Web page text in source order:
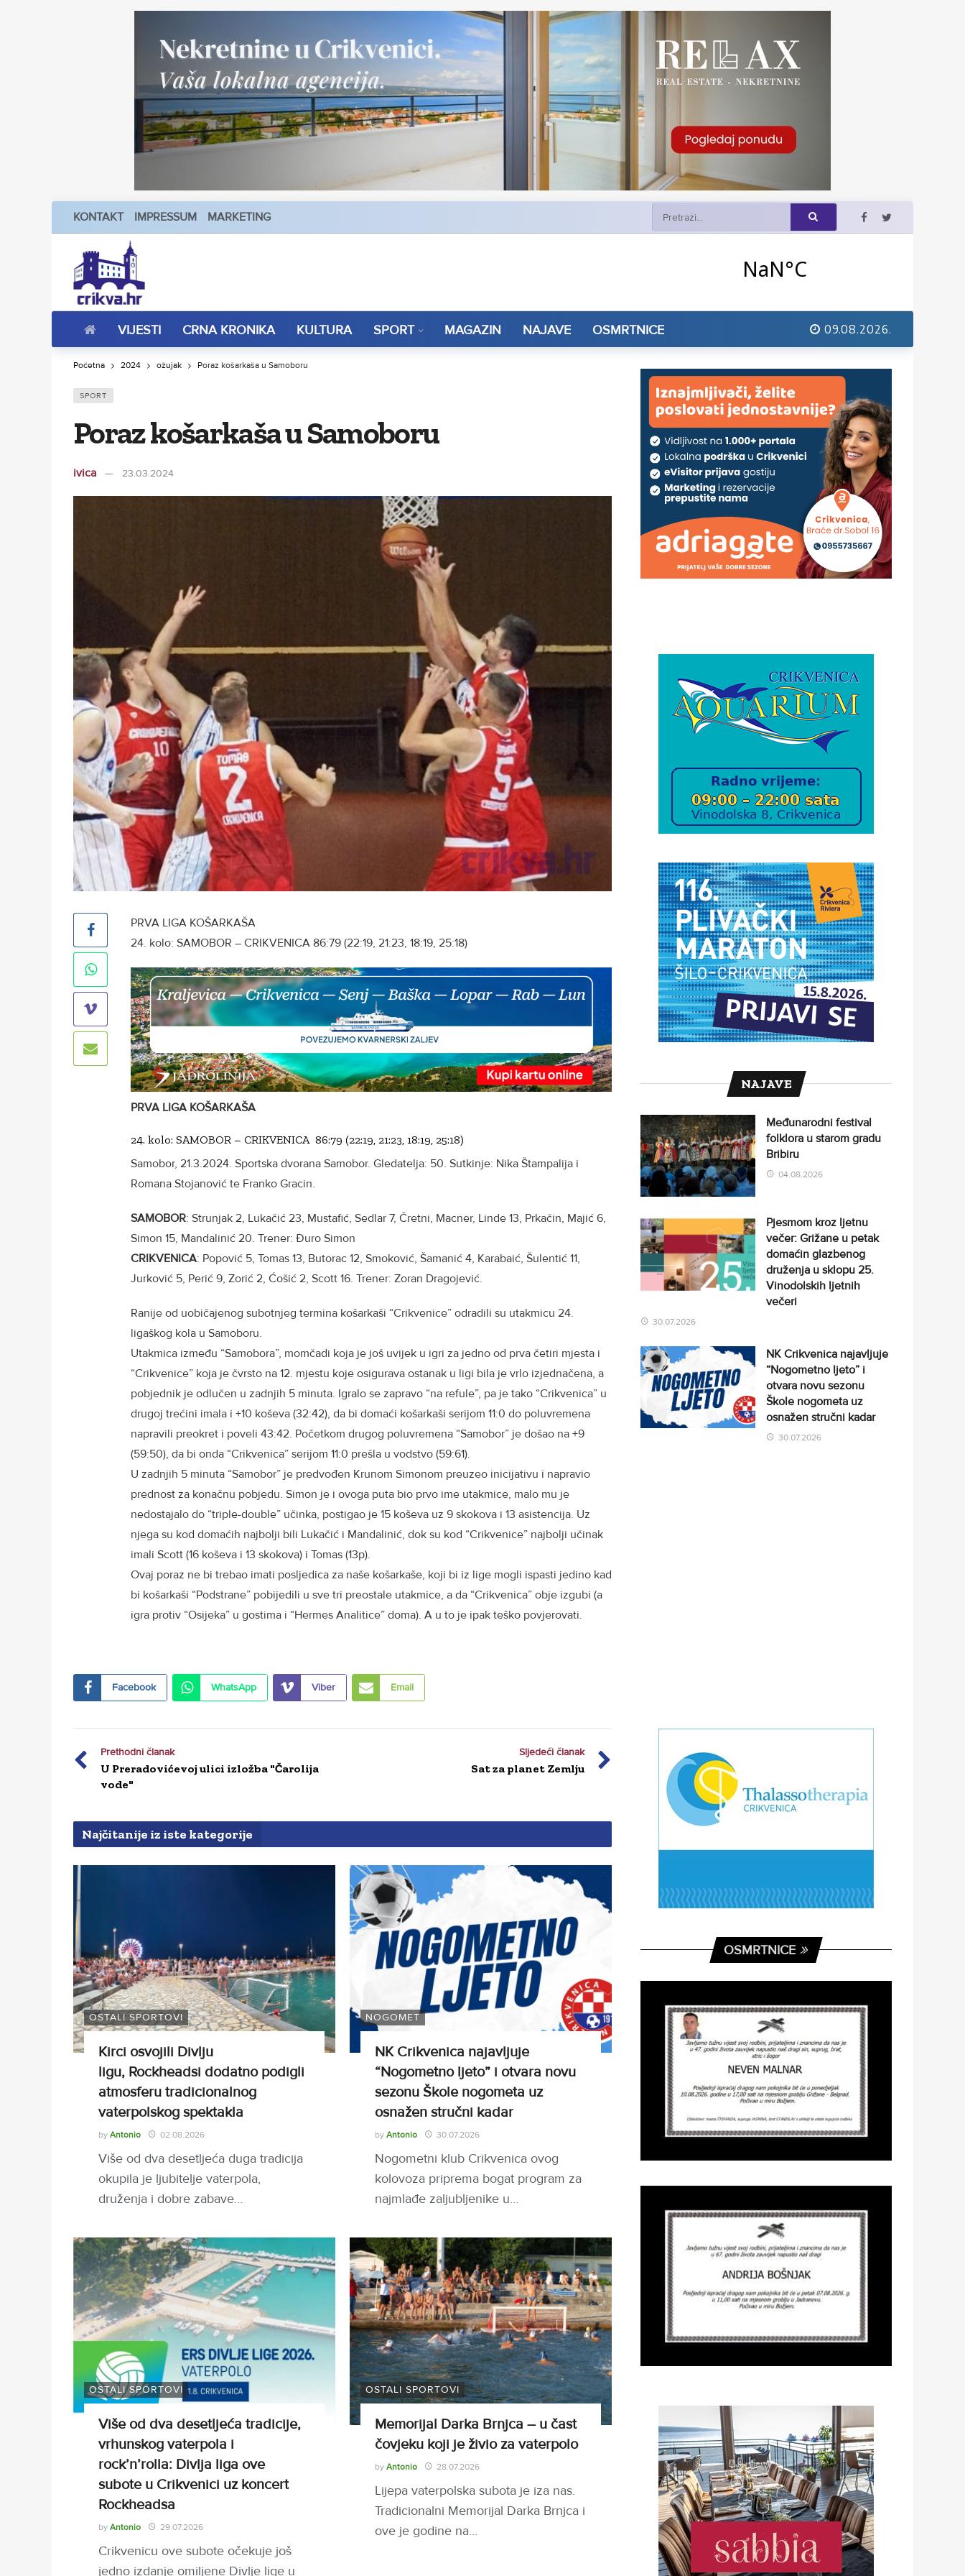
KONTAKT IMPRESSUM MARKETING
VIJESTI CRNA KRONIKA KULTURA SPORT MAGAZIN NAJAVE OSMRTNICE 09.08.2026.
Početna 2024 ožujak Poraz košarkaša u Samoboru
SPORT
Poraz košarkaša u Samoboru
ivica 23.03.2024
PRVA LIGA KOŠARKAŠA
24. kolo: SAMOBOR – CRIKVENICA 86:79 (22:19, 21:23, 18:19, 25:18)
PRVA LIGA KOŠARKAŠA
24. kolo: SAMOBOR – CRIKVENICA 86:79 (22:19, 21:23, 18:19, 25:18)
Samobor, 21.3.2024. Sportska dvorana Samobor. Gledatelja: 50. Sutkinje: Nika Štampalija i
Romana Stojanović te Franko Gracin.
SAMOBOR: Strunjak 2, Lukačić 23, Mustafić, Sedlar 7, Čretni, Macner, Linde 13, Prkačin, Majić 6,
Simon 15, Mandalinić 20. Trener: Đuro Simon
CRIKVENICA: Popović 5, Tomas 13, Butorac 12, Smoković, Šamanić 4, Karabaić, Šulentić 11,
Jurković 5, Perić 9, Zorić 2, Ćošić 2, Scott 16. Trener: Zoran Dragojević.
Ranije od uobičajenog subotnjeg termina košarkaši “Crikvenice” odradili su utakmicu 24.
ligaškog kola u Samoboru.
Utakmica između “Samobora”, momčadi koja je još uvijek u igri za jedno od prva četiri mjesta i
“Crikvenice” koja je čvrsto na 12. mjestu koje osigurava ostanak u ligi bila je vrlo izjednačena, a
pobjednik je odlučen u zadnjih 5 minuta. Igralo se zapravo “na refule”, pa je tako “Crikvenica” u
drugoj trećini imala i +10 koševa (32:42), da bi domaći košarkaši serijom 11:0 do poluvremena
napravili preokret i poveli 43:42. Početkom drugog poluvremena “Samobor” je došao na +9
(59:50), da bi onda “Crikvenica” serijom 11:0 prešla u vodstvo (59:61).
U zadnjih 5 minuta “Samobor” je predvođen Krunom Simonom preuzeo inicijativu i napravio
prednost za konačnu pobjedu. Simon je i ovoga puta bio prvo ime utakmice, malo mu je
nedostajalo do “triple-double” učinka, postigao je 15 koševa uz 9 skokova i 13 asistencija. Uz
njega su kod domaćih najbolji bili Lukačić i Mandalinić, dok su kod “Crikvenice” najbolji učinak
imali Scott (16 koševa i 13 skokova) i Tomas (13p).
Ovaj poraz ne bi trebao imati posljedica za naše košarkaše, koji bi iz lige mogli ispasti jedino kad
bi košarkaši “Podstrane” pobijedili u sve tri preostale utakmice, a da “Crikvenica” obje izgubi (a
igra protiv “Osijeka” u gostima i “Hermes Analitice” doma). A u to je ipak teško povjerovati.
Facebook WhatsApp Viber Email
Prethodni članak
U Preradovićevoj ulici izložba "Čarolija
vode"
Sljedeći članak
Sat za planet Zemlju
Najčitanije iz iste kategorije
OSTALI SPORTOVI
Kirci osvojili Divlju
ligu, Rockheadsi dodatno podigli
atmosferu tradicionalnog
vaterpolskog spektakla
by Antonio 02.08.2026
Više od dva desetljeća duga tradicija
okupila je ljubitelje vaterpola,
druženja i dobre zabave…
NOGOMET
NK Crikvenica najavljuje
“Nogometno ljeto” i otvara novu
sezonu Škole nogometa uz
osnažen stručni kadar
by Antonio 30.07.2026
Nogometni klub Crikvenica ovog
kolovoza priprema bogat program za
najmlađe zaljubljenike u…
OSTALI SPORTOVI
Više od dva desetljeća tradicije,
vrhunskog vaterpola i
rock’n’rolla: Divlja liga ove
subote u Crikvenici uz koncert
Rockheadsa
by Antonio 29.07.2026
Crikvenicu ove subote očekuje još
jedno izdanje omiljene Divlje lige u
OSTALI SPORTOVI
Memorijal Darka Brnjca – u čast
čovjeku koji je živio za vaterpolo
by Antonio 28.07.2026
Lijepa vaterpolska subota je iza nas.
Tradicionalni Memorijal Darka Brnjca i
ove je godine na…
NAJAVE
Međunarodni festival
folklora u starom gradu
Bribiru
04.08.2026
Pjesmom kroz ljetnu
večer: Grižane u petak
domaćin glazbenog
druženja u sklopu 25.
Vinodolskih ljetnih
večeri
30.07.2026
NK Crikvenica najavljuje
“Nogometno ljeto” i
otvara novu sezonu
Škole nogometa uz
osnažen stručni kadar
30.07.2026
OSMRTNICE